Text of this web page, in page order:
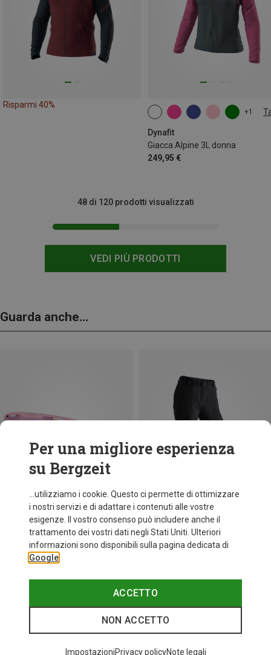
Risparmi 40%
+1
Dynafit
Giacca Alpine 3L donna
249,95 €
XS S M
VEDI PIÙ PRODOTTI
48 di 120 prodotti visualizzati
Guarda anche...
+10
fino a 34%
I più cercati
Per una migliore esperienza
su Bergzeit
...utilizziamo i cookie. Questo ci permette di ottimizzare
i nostri servizi e di adattare i contenuti alle vostre
esigenze. Il vostro consenso può includere anche il
trattamento dei vostri dati negli Stati Uniti. Ulteriori
informazioni sono disponibili sulla pagina dedicata di
Google
ACCETTO
NON ACCETTO
ImpostazioniPrivacy policyNote legali